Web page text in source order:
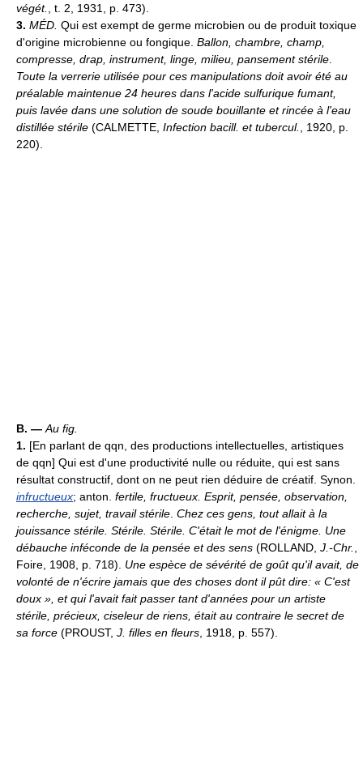
végét.
, t. 2, 1931, p. 473).
3. MÉD. Qui est exempt de germe microbien ou de produit toxique
d'origine microbienne ou fongique. Ballon, chambre, champ,
compresse, drap, instrument, linge, milieu, pansement stérile
Toute la verrerie utilisée pour ces manipulations doit avoir été au
préalable maintenue 24 heures dans l'acide sulfurique fumant,
puis lavée dans une solution de soude bouillante et rincée à l'eau
distillée stérile (CALMETTE, Infection bacill. et tubercul.
, 1920, p.
220).
B. — Au fig.
1. [En parlant de qqn, des productions intellectuelles, artistiques
de qqn] Qui est d'une productivité nulle ou réduite, qui est sans
résultat constructif, dont on ne peut rien déduire de créatif. Synon.
infructueux; anton. fertile, fructueux. Esprit, pensée, observation,
recherche, sujet, travail stérile Chez ces gens, tout allait à la
jouissance stérile. Stérile. Stérile. C'était le mot de l'énigme. Une
débauche inféconde de la pensée et des sens (ROLLAND, J.-Chr.
Foire, 1908, p. 718). Une espèce de sévérité de goût qu'il avait, de
volonté de n'écrire jamais que des choses dont il pût dire: « C'est
doux », et qui l'avait fait passer tant d'années pour un artiste
stérile, précieux, ciseleur de riens, était au contraire le secret de
sa force (PROUST, J. filles en fleurs , 1918, p. 557).